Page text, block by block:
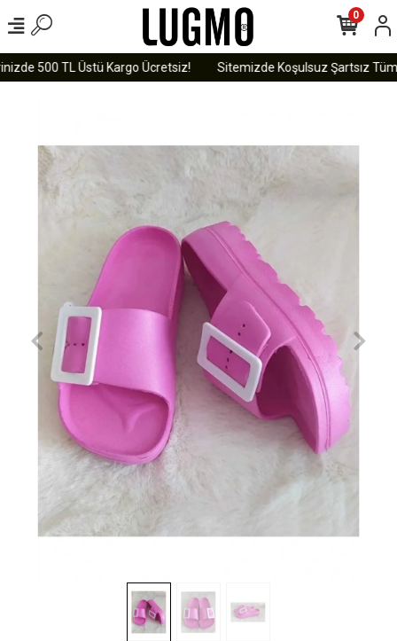
500 TL Üstü Kargo Ücretsiz! Sitemizde Koşulsuz Şartsız Tüm
0